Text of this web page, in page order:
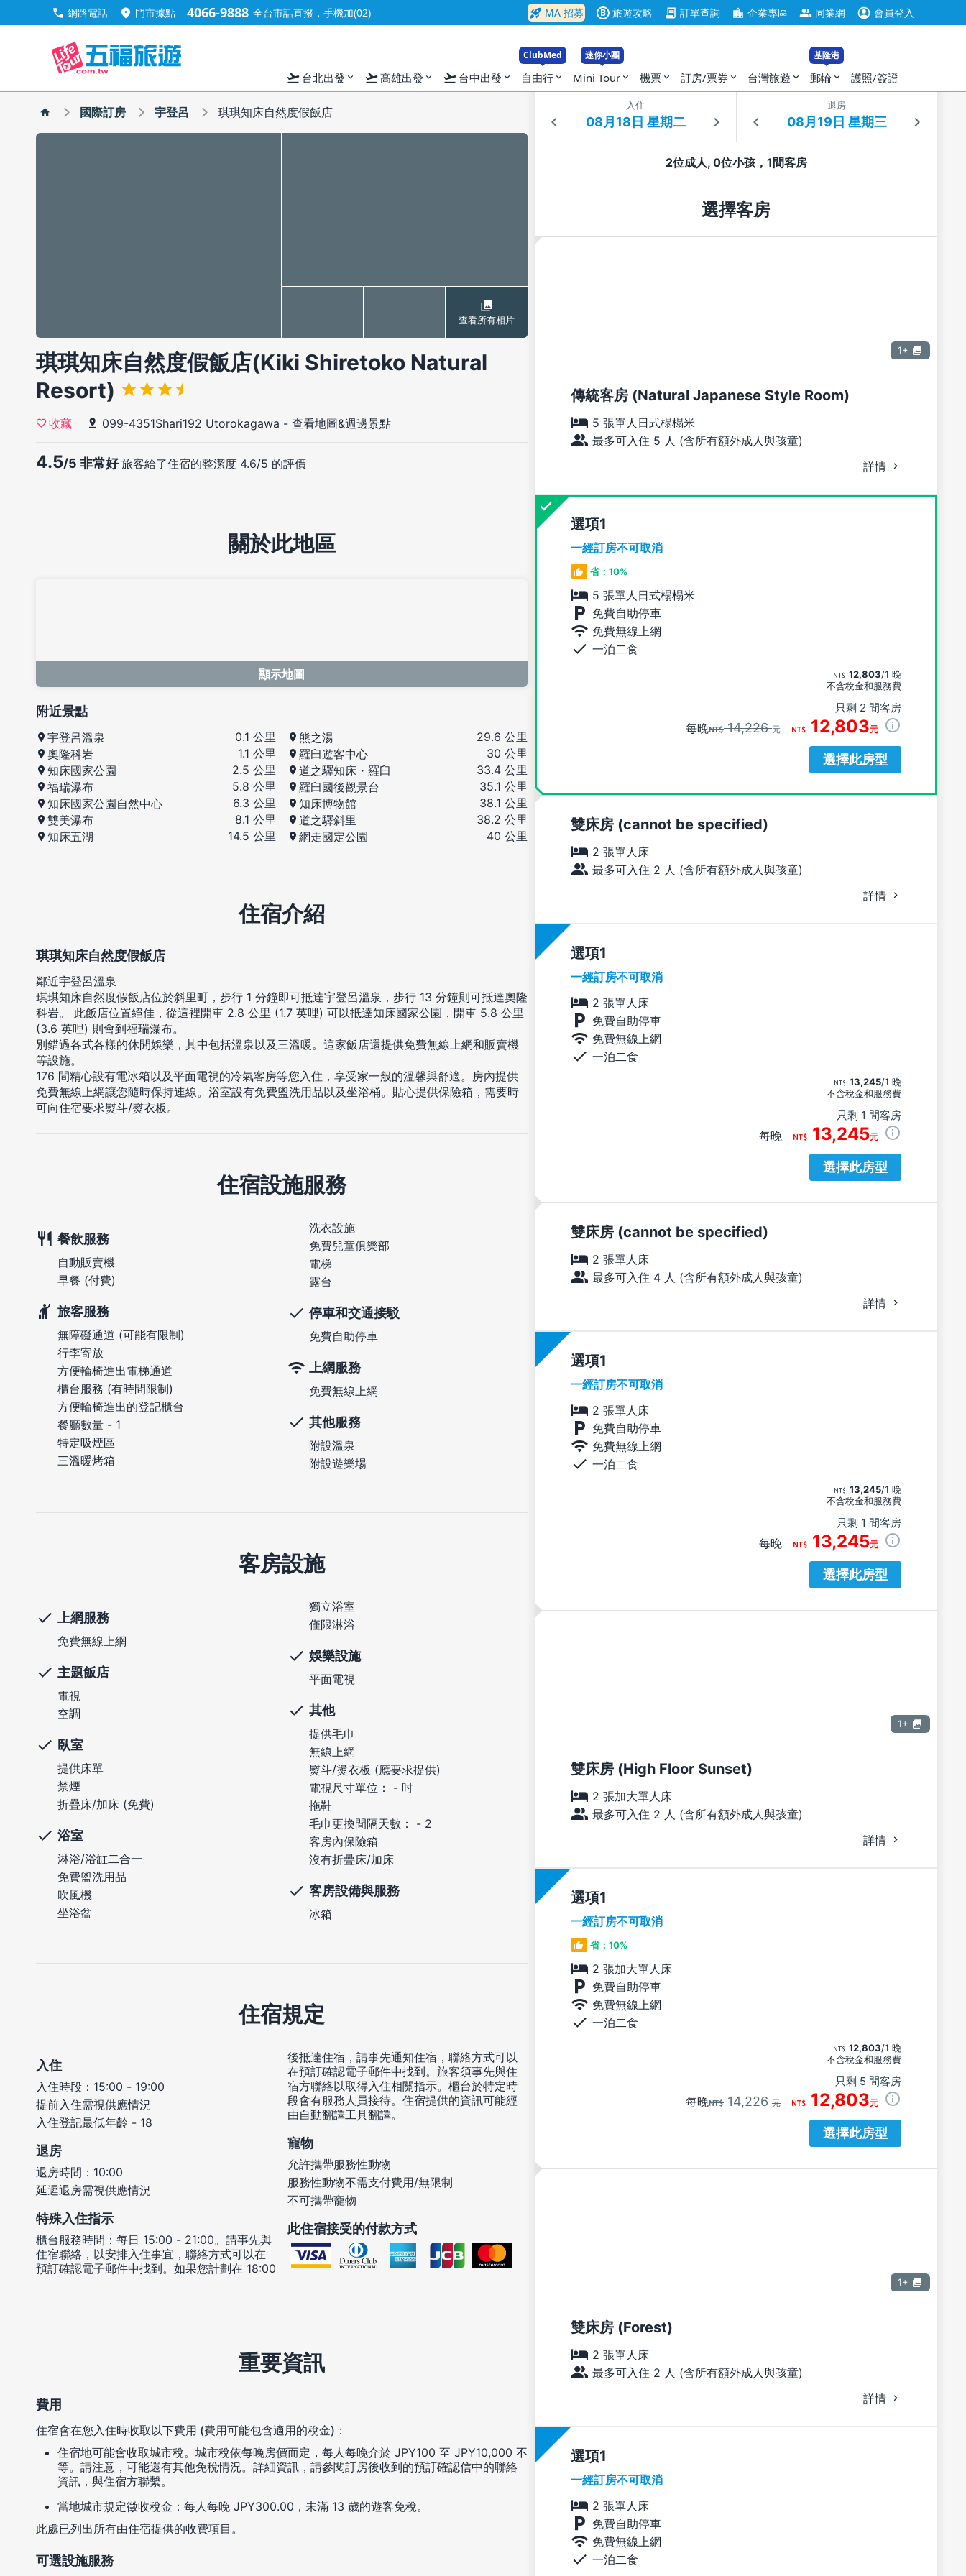
call 網路電話 location_on 門市據點 4066-9888 全台市話直撥，手機加(02) rocket_launch MA 招募 B 旅遊攻略 contract 訂單查詢 location_city 企業專區 group 同業網 account_circle 會員登入
flight_takeoff 台北出發 expand_more flight_takeoff高雄出發 expand_more flight_takeoff 台中出發 expand_more
ClubMed
自由行 expand_more
迷你小團
Mini Tour expand_more 機票 expand_more 訂房/票券 expand_more 台灣旅遊 expand_more
基隆港
郵輪 expand_more 護照/簽證
國際訂房 宇登呂 琪琪知床自然度假飯店
查看所有相片
琪琪知床自然度假飯店(Kiki Shiretoko Natural
Resort)
收藏 099-4351Shari192 Utorokagawa - 查看地圖&週邊景點
4.5/5 非常好旅客給了住宿的整潔度 4.6/5 的評價
入住 退房
2位成人, 0位小孩，1間客房
選擇客房
1+
傳統客房 (Natural Japanese Style Room)
5 張單人日式榻榻米
最多可入住 5 人 (含所有額外成人與孩童)
詳情
選項
一經訂房不可取消
省：10%
5 張單人日式榻榻米
免費自助停車
免費無線上網
一泊二食
12,803/1 晚
不含稅金和服務費
只剩 2 間客房
每晚 14,226元 12,803元
選擇此房型
雙床房 (cannot be specified)
2 張單人床
最多可入住 2 人 (含所有額外成人與孩童)
詳情
選項
一經訂房不可取消
2 張單人床
免費自助停車
免費無線上網
一泊二食
13,245/1 晚
不含稅金和服務費
只剩 1 間客房
每晚 13,245元
選擇此房型
雙床房 (cannot be specified)
2 張單人床
最多可入住 4 人 (含所有額外成人與孩童)
詳情
選項
一經訂房不可取消
2 張單人床
免費自助停車
免費無線上網
一泊二食
13,245/1 晚
不含稅金和服務費
只剩 1 間客房
每晚 13,245元
選擇此房型
1+
雙床房 (High Floor Sunset)
2 張加大單人床
最多可入住 2 人 (含所有額外成人與孩童)
詳情
選項
一經訂房不可取消
省：10%
2 張加大單人床
免費自助停車
免費無線上網
一泊二食
12,803/1 晚
不含稅金和服務費
只剩 5 間客房
每晚 14,226元 12,803元
選擇此房型
1+
雙床房 (Forest)
2 張單人床
最多可入住 2 人 (含所有額外成人與孩童)
詳情
選項
一經訂房不可取消
2 張單人床
免費自助停車
免費無線上網
一泊二食
關於此地區
顯示地圖
附近景點
宇登呂溫泉
0.1 公里
奧隆科岩
1.1 公里
知床國家公園
2.5 公里
福瑞瀑布
5.8 公里
知床國家公園自然中心
6.3 公里
雙美瀑布
8.1 公里
知床五湖
14.5 公里
熊之湯
29.6 公里
羅臼遊客中心
30 公里
道之驛知床・羅臼
33.4 公里
羅臼國後觀景台
35.1 公里
知床博物館
38.1 公里
道之驛斜里
38.2 公里
網走國定公園
40 公里
住宿介紹
琪琪知床自然度假飯店
鄰近宇登呂溫泉
琪琪知床自然度假飯店位於斜里町，步行 1 分鐘即可抵達宇登呂溫泉，步行 13 分鐘則可抵達奧隆
科岩。 此飯店位置絕佳，從這裡開車 2.8 公里 (1.7 英哩) 可以抵達知床國家公園，開車 5.8 公里
(3.6 英哩) 則會到福瑞瀑布。
別錯過各式各樣的休閒娛樂，其中包括溫泉以及三溫暖。這家飯店還提供免費無線上網和販賣機
等設施。
176 間精心設有電冰箱以及平面電視的冷氣客房等您入住，享受家一般的溫馨與舒適。房內提供
免費無線上網讓您隨時保持連線。浴室設有免費盥洗用品以及坐浴桶。貼心提供保險箱，需要時
可向住宿要求熨斗/熨衣板。
住宿設施服務
餐飲服務
自動販賣機
早餐 (付費)
旅客服務
無障礙通道 (可能有限制)
行李寄放
方便輪椅進出電梯通道
櫃台服務 (有時間限制)
方便輪椅進出的登記櫃台
餐廳數量 - 1
特定吸煙區
三溫暖烤箱
洗衣設施
免費兒童俱樂部
電梯
露台
停車和交通接駁
免費自助停車
上網服務
免費無線上網
其他服務
附設溫泉
附設遊樂場
客房設施
上網服務
免費無線上網
主題飯店
電視
空調
臥室
提供床單
禁煙
折疊床/加床 (免費)
浴室
淋浴/浴缸二合一
免費盥洗用品
吹風機
坐浴盆
獨立浴室
僅限淋浴
娛樂設施
平面電視
其他
提供毛巾
無線上網
熨斗/燙衣板 (應要求提供)
電視尺寸單位： - 吋
拖鞋
毛巾更換間隔天數： - 2
客房內保險箱
沒有折疊床/加床
客房設備與服務
冰箱
住宿規定
入住
入住時段：15:00 - 19:00
提前入住需視供應情況
入住登記最低年齡 - 18
退房
退房時間：10:00
延遲退房需視供應情況
特殊入住指示
櫃台服務時間：每日 15:00 - 21:00。請事先與
住宿聯絡，以安排入住事宜，聯絡方式可以在
預訂確認電子郵件中找到。如果您計劃在 18:00
後抵達住宿，請事先通知住宿，聯絡方式可以
在預訂確認電子郵件中找到。旅客須事先與住
宿方聯絡以取得入住相關指示。櫃台於特定時
段會有服務人員接待。住宿提供的資訊可能經
由自動翻譯工具翻譯。
寵物
允許攜帶服務性動物
服務性動物不需支付費用/無限制
不可攜帶寵物
此住宿接受的付款方式
重要資訊
費用
住宿會在您入住時收取以下費用 (費用可能包含適用的稅金)：
住宿地可能會收取城市稅。城市稅依每晚房價而定，每人每晚介於 JPY100 至 JPY10,000 不
等。請注意，可能還有其他免稅情況。詳細資訊，請參閱訂房後收到的預訂確認信中的聯絡
資訊，與住宿方聯繫。
當地城市規定徵收稅金：每人每晚 JPY300.00，未滿 13 歲的遊客免稅。
此處已列出所有由住宿提供的收費項目。
可選設施服務